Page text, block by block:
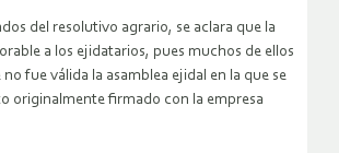
del resolutivo agrario, se aclara que la
a los ejidatarios, pues muchos de ellos
fue válida la asamblea ejidal en la que se
originalmente firmado con la empresa